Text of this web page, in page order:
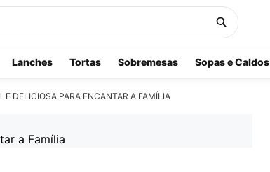
Lanches Tortas Sobremesas Sopas e Caldos
DELICIOSA PARA ENCANTAR A FAMÍLIA